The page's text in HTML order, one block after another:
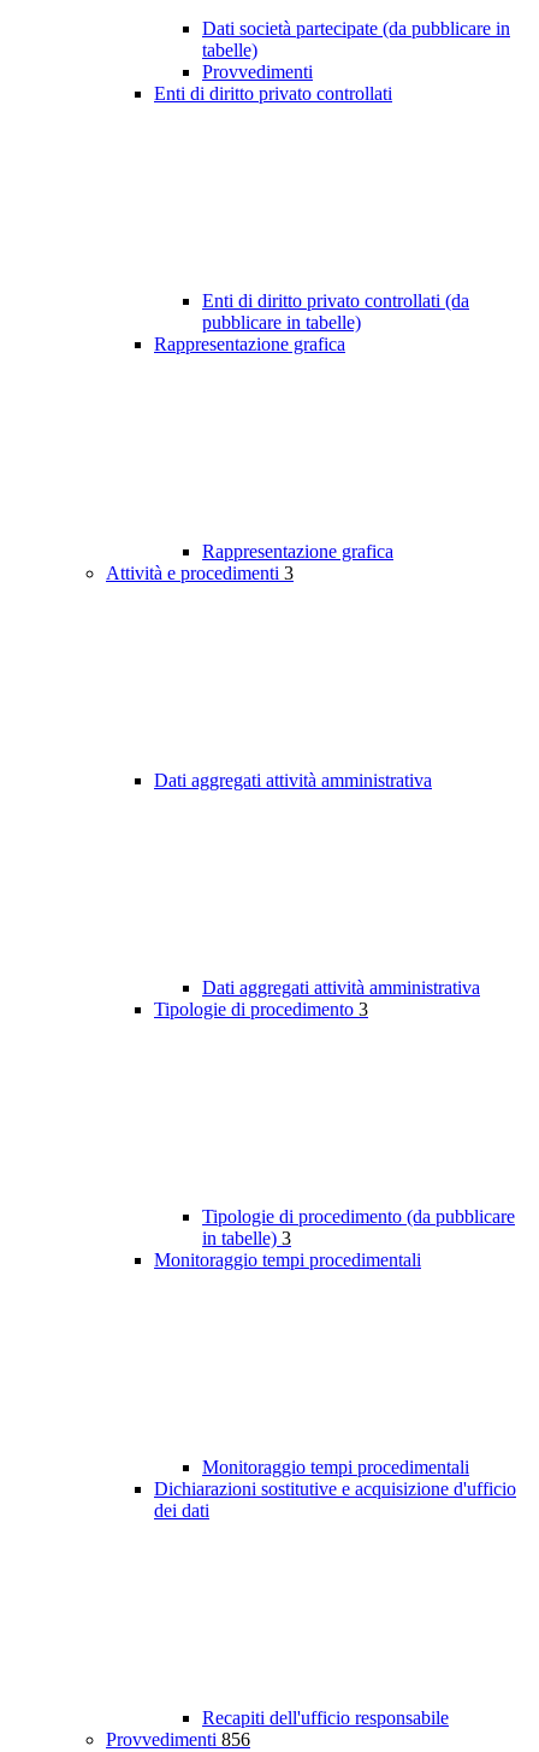
Dati società partecipate (da pubblicare in
tabelle)
Provvedimenti
Enti di diritto privato controllati
Enti di diritto privato controllati (da
pubblicare in tabelle)
Rappresentazione grafica
Rappresentazione grafica
Attività e procedimenti 3
Dati aggregati attività amministrativa
Dati aggregati attività amministrativa
Tipologie di procedimento 3
Tipologie di procedimento (da pubblicare
in tabelle) 3
Monitoraggio tempi procedimentali
Monitoraggio tempi procedimentali
Dichiarazioni sostitutive e acquisizione d'ufficio
dei dati
Recapiti dell'ufficio responsabile
Provvedimenti 856